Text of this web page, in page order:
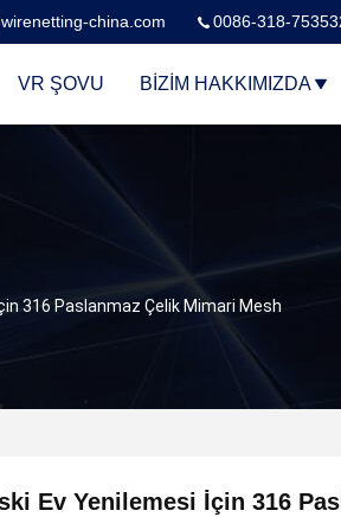
china.com 0086-318-
VR ŞOVU BIZIM HAKKIMIZDA
316 Paslanmaz Çelik Mimari Mesh
Ev Yenilemesi İçin 316